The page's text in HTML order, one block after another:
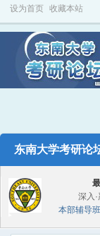
设为首页 收藏本站
东南大学考研论
深入
本部辅导